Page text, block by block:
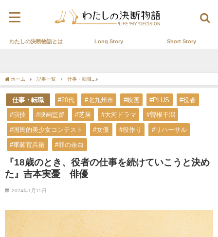
わたしの決断物語とは Long Story Short Story
ホーム 記事一覧 仕事・転職
仕事・転職 #20代 #北九州市 #映画 #PLUS #役者
#演技 #映画監督 #芝居 #大河ドラマ #曽根干潟
#国民的美少女コンテスト #女優 #役作り #リハーサル
#軍師官兵衛 #罪の余白
『18歳のとき、役者の仕事を続けていこうと決め
た』吉本実憂 俳優
2024年1月15日